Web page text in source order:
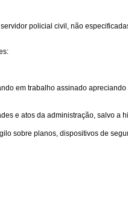
policial civil, não
em trabalho assinado
e atos da administração, salvo a
sobre planos, dispositivos de